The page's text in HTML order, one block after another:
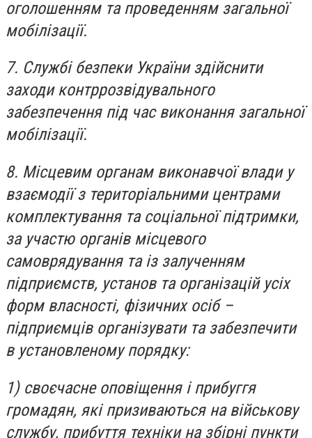
оголошенням та проведенням загальної
мобілізації.
7. Службі безпеки України здійснити
заходи контррозвідувального
забезпечення під час виконання загальної
мобілізації.
8. Місцевим органам виконавчої влади у
взаємодії з територіальними центрами
комплектування та соціальної підтримки,
за участю органів місцевого
самоврядування та із залученням
підприємств, установ та організацій усіх
форм власності, фізичних осіб –
підприємців організувати та забезпечити
в установленому порядку:
1) своєчасне оповіщення і прибуггя
громадян, які призиваються на військову
службу, прибуття техніки на збірні пункти